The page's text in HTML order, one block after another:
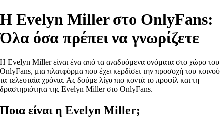
Η Εvelyn Miller στο OnlyFans:
Όλα όσα πρέπει να γνωρίζετε
Η Evelyn Miller είναι ένα από τα αναδυόμενα ονόματα στο χώρο του
OnlyFans, μια πλατφόρμα που έχει κερδίσει την προσοχή του κοινού
τα τελευταία χρόνια. Ας δούμε λίγο πιο κοντά το προφίλ και τη
δραστηριότητα της Evelyn Miller στο OnlyFans.
Ποια είναι η Evelyn Miller;